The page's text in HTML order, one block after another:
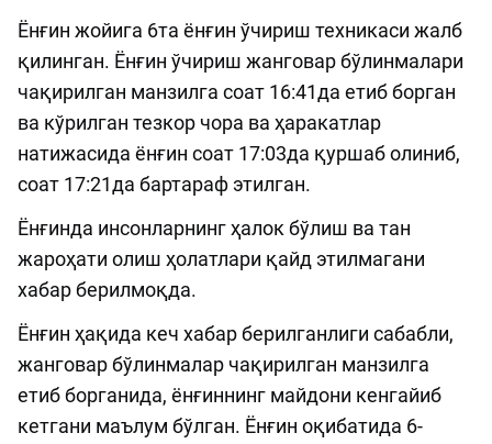
Ёнғин жойига 6та ёнғин ўчириш техникаси жалб
қилинган. Ёнғин ўчириш жанговар бўлинмалари
чақирилган манзилга соат 16:41да етиб борган
ва кўрилган тезкор чора ва ҳаракатлар
натижасида ёнғин соат 17:03да қуршаб олиниб,
соат 17:21да бартараф этилган.
Ёнғинда инсонларнинг ҳалок бўлиш ва тан
жароҳати олиш ҳолатлари қайд этилмагани
хабар берилмоқда.
Ёнғин ҳақида кеч хабар берилганлиги сабабли,
жанговар бўлинмалар чақирилган манзилга
етиб борганида, ёнғиннинг майдони кенгайиб
кетгани маълум бўлган. Ёнғин оқибатида 6-